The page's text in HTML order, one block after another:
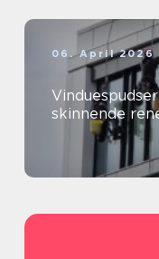
06. April 2026
Vinduespudser
skinnende